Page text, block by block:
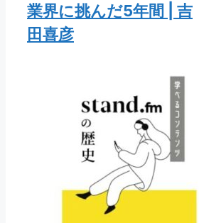
業界に挑んだ5年間 | 吉
田喜彦